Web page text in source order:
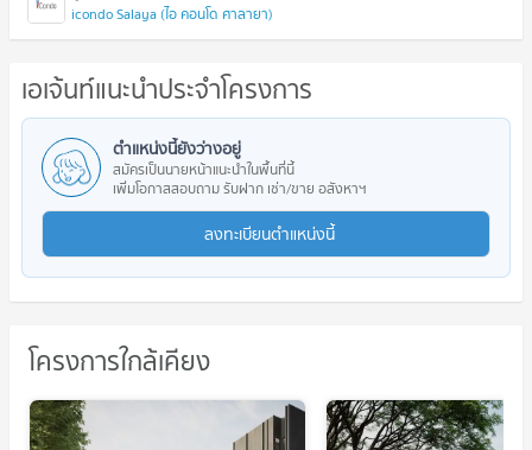
icondo Salaya (ไอ คอนโด ศาลายา)
เอเจ้นท์แนะนำประจำโครงการ
ตำแหน่งนี้ยังว่างอยู่
สมัครเป็นนายหน้าแนะนำในพื้นที่นี้
เพิ่มโอกาสสอบถาม รับฝาก เช่า/ขาย อสังหาฯ
ลงทะเบียนตำแหน่งนี้
โครงการใกล้เคียง